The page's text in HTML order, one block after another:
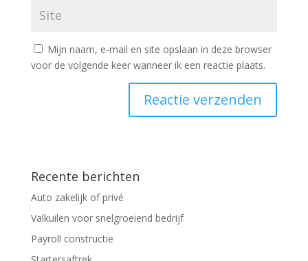
Mijn naam, e-mail en site opslaan in deze browser
voor de volgende keer wanneer ik een reactie plaats.
Recente berichten
Auto zakelijk of privé
Valkuilen voor snelgroeiend bedrijf
Payroll constructie